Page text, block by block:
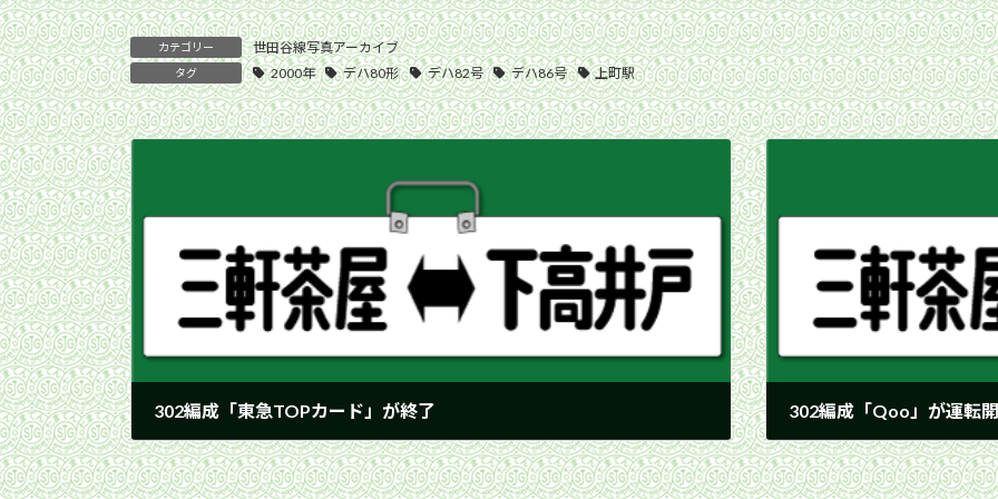
カテゴリー 世田谷線写真アーカイブ
タグ 2000年 デハ80形 デハ82号 デハ86号 上町駅
302編成「東急TOPカード」が終了
2000年10月1日
302編成「Qoo」が運転
2000年10月2日